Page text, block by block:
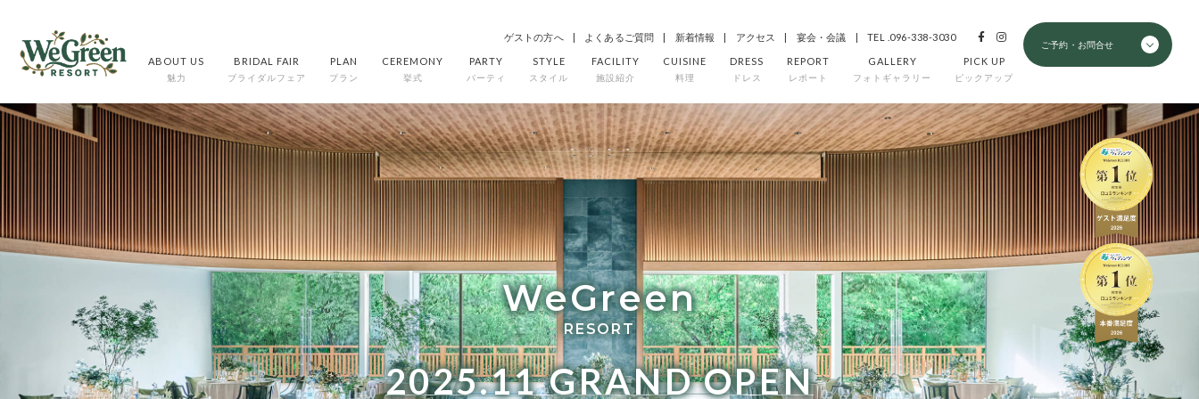
ゲストの方へ よくあるご質問 新着情報 アクセス 宴会・会議 TEL .096-338-3030
ABOUT US
魅力
BRIDAL FAIR
ブライダルフェア
PLAN
プラン
CEREMONY
挙式
PARTY
パーティ
STYLE
スタイル
FACILITY
施設紹介
CUISINE
料理
DRESS
ドレス
REPORT
レポート
GALLERY
フォトギャラリー
PICK UP
ピックアップ
ご予約・お問合せ
WeGreen
RESORT
2025.11 GRAND OPEN